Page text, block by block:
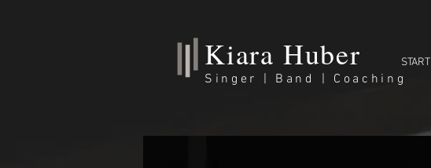
Kiara Huber
Singer | Band | Coaching
START